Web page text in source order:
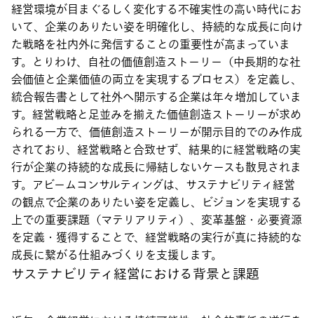
経営環境が目まぐるしく変化する不確実性の高い時代にお
いて、企業のありたい姿を明確化し、持続的な成長に向け
た戦略を社内外に発信することの重要性が高まっていま
す。とりわけ、自社の価値創造ストーリー（中長期的な社
会価値と企業価値の両立を実現するプロセス）を定義し、
統合報告書として社外へ開示する企業は年々増加していま
す。経営戦略と足並みを揃えた価値創造ストーリーが求め
られる一方で、価値創造ストーリーが開示目的でのみ作成
されており、経営戦略と合致せず、結果的に経営戦略の実
行が企業の持続的な成長に帰結しないケースも散見されま
す。アビームコンサルティングは、サステナビリティ経営
の観点で企業のありたい姿を定義し、ビジョンを実現する
上での重要課題（マテリアリティ）、変革基盤・必要資源
を定義・獲得することで、経営戦略の実行が真に持続的な
成長に繋がる仕組みづくりを支援します。
サステナビリティ経営における背景と課題